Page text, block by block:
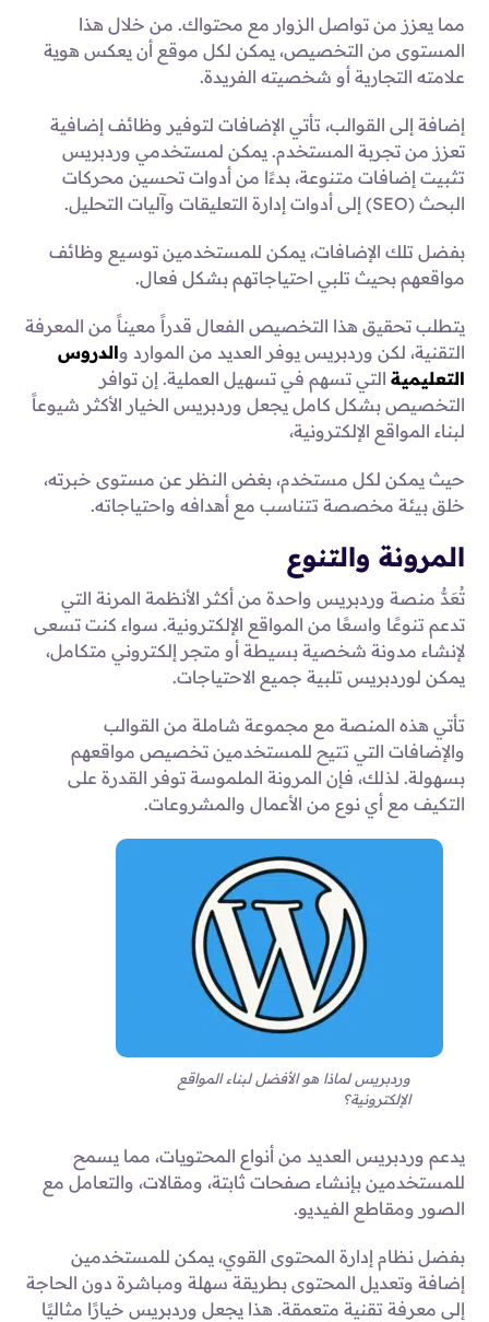
مما يعزز من تواصل الزوار مع محتواك. من خلال هذا
المستوى من التخصيص، يمكن لكل موقع أن يعكس هوية
علامته التجارية أو شخصيته الفريدة.
إضافة إلى القوالب، تأتي الإضافات لتوفير وظائف إضافية
تعزز من تجربة المستخدم. يمكن لمستخدمي وردبريس
تثبيت إضافات متنوعة، بدءًا من أدوات تحسين محركات
البحث (SEO) إلى أدوات إدارة التعليقات وآليات التحليل.
بفضل تلك الإضافات، يمكن للمستخدمين توسيع وظائف
مواقعهم بحيث تلبي احتياجاتهم بشكل فعال.
يتطلب تحقيق هذا التخصيص الفعال قدراً معيناً من المعرفة
التقنية، لكن وردبريس يوفر العديد من الموارد والدروس
التعليمية التي تسهم في تسهيل العملية. إن توافر
التخصيص بشكل كامل يجعل وردبريس الخيار الأكثر شيوعاً
لبناء المواقع الإلكترونية،
حيث يمكن لكل مستخدم، بغض النظر عن مستوى خبرته،
خلق بيئة مخصصة تتناسب مع أهدافه واحتياجاته.
المرونة والتنوع
تُعَدُّ منصة وردبريس واحدة من أكثر الأنظمة المرنة التي
تدعم تنوعًا واسعًا من المواقع الإلكترونية. سواء كنت تسعى
لإنشاء مدونة شخصية بسيطة أو متجر إلكتروني متكامل،
يمكن لوردبريس تلبية جميع الاحتياجات.
تأتي هذه المنصة مع مجموعة شاملة من القوالب
والإضافات التي تتيح للمستخدمين تخصيص مواقعهم
بسهولة. لذلك، فإن المرونة الملموسة توفر القدرة على
التكيف مع أي نوع من الأعمال والمشروعات.
وردبريس لماذا هو الأفضل لبناء المواقع
الإلكترونية؟
يدعم وردبريس العديد من أنواع المحتويات، مما يسمح
للمستخدمين بإنشاء صفحات ثابتة، ومقالات، والتعامل مع
الصور ومقاطع الفيديو.
بفضل نظام إدارة المحتوى القوي، يمكن للمستخدمين
إضافة وتعديل المحتوى بطريقة سهلة ومباشرة دون الحاجة
إلى معرفة تقنية متعمقة. هذا يجعل وردبريس خيارًا مثاليًا